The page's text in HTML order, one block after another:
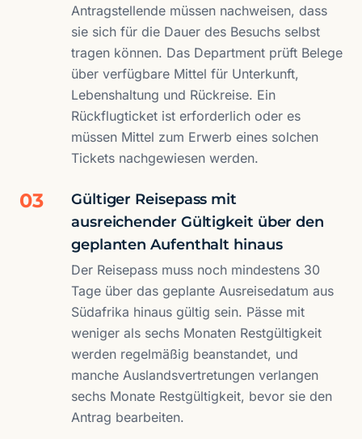
Antragstellende müssen nachweisen, dass
sie sich für die Dauer des Besuchs selbst
tragen können. Das Department prüft Belege
über verfügbare Mittel für Unterkunft,
Lebenshaltung und Rückreise. Ein
Rückflugticket ist erforderlich oder es
müssen Mittel zum Erwerb eines solchen
Tickets nachgewiesen werden.
03
Gültiger Reisepass mit
ausreichender Gültigkeit über den
geplanten Aufenthalt hinaus
Der Reisepass muss noch mindestens 30
Tage über das geplante Ausreisedatum aus
Südafrika hinaus gültig sein. Pässe mit
weniger als sechs Monaten Restgültigkeit
werden regelmäßig beanstandet, und
manche Auslandsvertretungen verlangen
sechs Monate Restgültigkeit, bevor sie den
Antrag bearbeiten.